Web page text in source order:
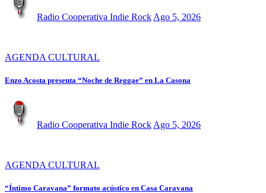
Radio Cooperativa Indie Rock Ago 5, 2026
AGENDA CULTURAL
Enzo Acosta presenta “Noche de Reggae” en La Casona
Radio Cooperativa Indie Rock Ago 5, 2026
AGENDA CULTURAL
“Íntimo Caravana” formato acústico en Casa Caravana